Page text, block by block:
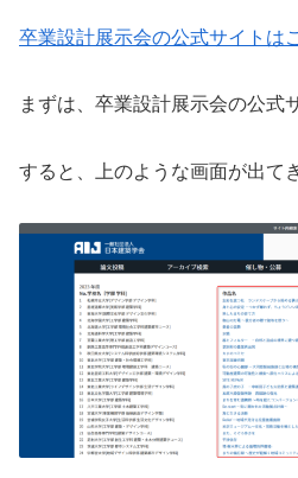
卒業設計展示会の公式サイトは
まずは、卒業設計展示会の公式
すると、上のような画面が出て